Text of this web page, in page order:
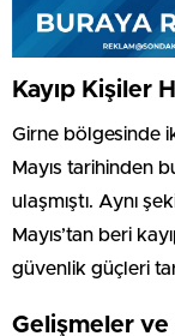
Kayıp Kişiler
Girne bölgesinde
Mayıs tarihinden
ulaşmıştı. Aynı
Mayıs’tan beri
güvenlik güçleri
Gelişmeler